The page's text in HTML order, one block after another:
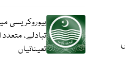
بیوروکریسی
تبادلے،
تعیناتیاں